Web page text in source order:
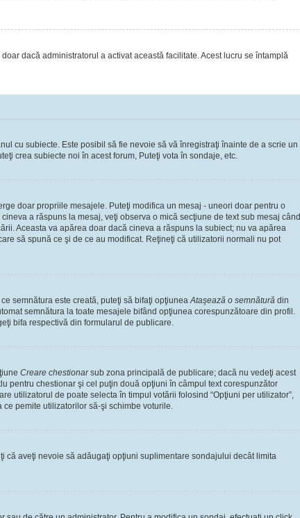
dacă administratorul a activat această facilitate. Acest lucru se întamplă
cu subiecte. Este posibil să fie nevoie să vă înregistraţi înainte de a scrie un
crea subiecte noi în acest forum, Puteţi vota în sondaje, etc.
doar propriile mesajele. Puteţi modifica un mesaj - uneori doar pentru o
a răspuns la mesaj, veţi observa o mică secţiune de text sub mesaj când
Aceasta va apărea doar dacă cineva a răspuns la subiect; nu va apărea
să spună ce şi de ce au modificat. Reţineţi că utilizatorii normali nu pot
semnătura este creată, puteţi să bifaţi opţiuneaAtaşează o semnătură din
semnătura la toate mesajele bifând opţiunea corespunzătoare din profil.
bifa respectivă din formularul de publicare.
Creare chestionarsub zona principală de publicare; dacă nu vedeţi acest
pentru chestionar şi cel puţin două opţiuni în câmpul text corespunzător
utilizatorul de poate selecta în timpul votării folosind “Opţiuni per utilizator”,
pemite utilizatorilor să-şi schimbe voturile.
că aveţi nevoie să adăugaţi opţiuni suplimentare sondajului decât limita